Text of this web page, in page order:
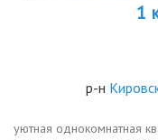
1
р-н
уютная однокомнатная